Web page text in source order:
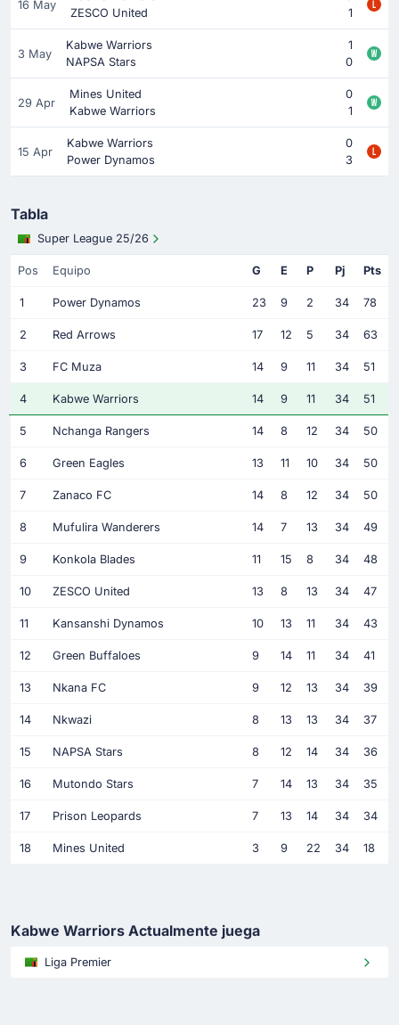
16 May
ZESCO United
1
3 May
Kabwe Warriors
1
NAPSA Stars
0
29 Apr
Mines United
0
Kabwe Warriors
1
15 Apr
Kabwe Warriors
0
Power Dynamos
3
Tabla
Super League 25/26
Pos Equipo G E P Pj Pts
1 Power Dynamos 23 9 2 34 78
2 Red Arrows 17 12 5 34 63
3 FC Muza 14 9 11 34 51
4 Kabwe Warriors 14 9 11 34 51
5 Nchanga Rangers 14 8 12 34 50
6 Green Eagles 13 11 10 34 50
7 Zanaco FC 14 8 12 34 50
8 Mufulira Wanderers 14 7 13 34 49
9 Konkola Blades 11 15 8 34 48
10 ZESCO United 13 8 13 34 47
11 Kansanshi Dynamos 10 13 11 34 43
12 Green Buffaloes 9 14 11 34 41
13 Nkana FC 9 12 13 34 39
14 Nkwazi 8 13 13 34 37
15 NAPSA Stars 8 12 14 34 36
16 Mutondo Stars 7 14 13 34 35
17 Prison Leopards 7 13 14 34 34
18 Mines United 3 9 22 34 18
Kabwe Warriors Actualmente juega
Liga Premier